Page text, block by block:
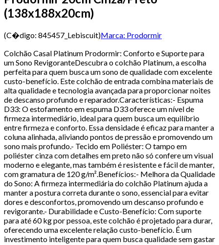
(138x188x20cm)
(C�digo: 845457_Lebiscuit)Marca: Prodormir
Colchão Casal Platinum Prodormir: Conforto e Suporte para
um Sono RevigoranteDescubra o colchão Platinum, a escolha
perfeita para quem busca um sono de qualidade com excelente
custo-benefício. Este colchão de entrada combina materiais de
alta qualidade e tecnologia avançada para proporcionar noites
de descanso profundo e reparador.Características:- Espuma
D33: O estofamento em espuma D33 oferece um nível de
firmeza intermediário, ideal para quem busca um equilíbrio
entre firmeza e conforto. Essa densidade é eficaz para manter a
coluna alinhada, aliviando pontos de pressão e promovendo um
sono mais profundo.- Tecido em Poliéster: O tampo em
poliéster cinza com detalhes em preto não só confere um visual
moderno e elegante, mas também é resistente e fácil de manter,
com gramatura de 120 g/m².Benefícios:- Melhora da Qualidade
do Sono: A firmeza intermediária do colchão Platinum ajuda a
manter a postura correta durante o sono, essencial para evitar
dores e desconfortos, promovendo um descanso profundo e
revigorante.- Durabilidade e Custo-Benefício: Com suporte
para até 60 kg por pessoa, este colchão é projetado para durar,
oferecendo uma excelente relação custo-benefício. É um
investimento inteligente para quem busca qualidade sem gastar